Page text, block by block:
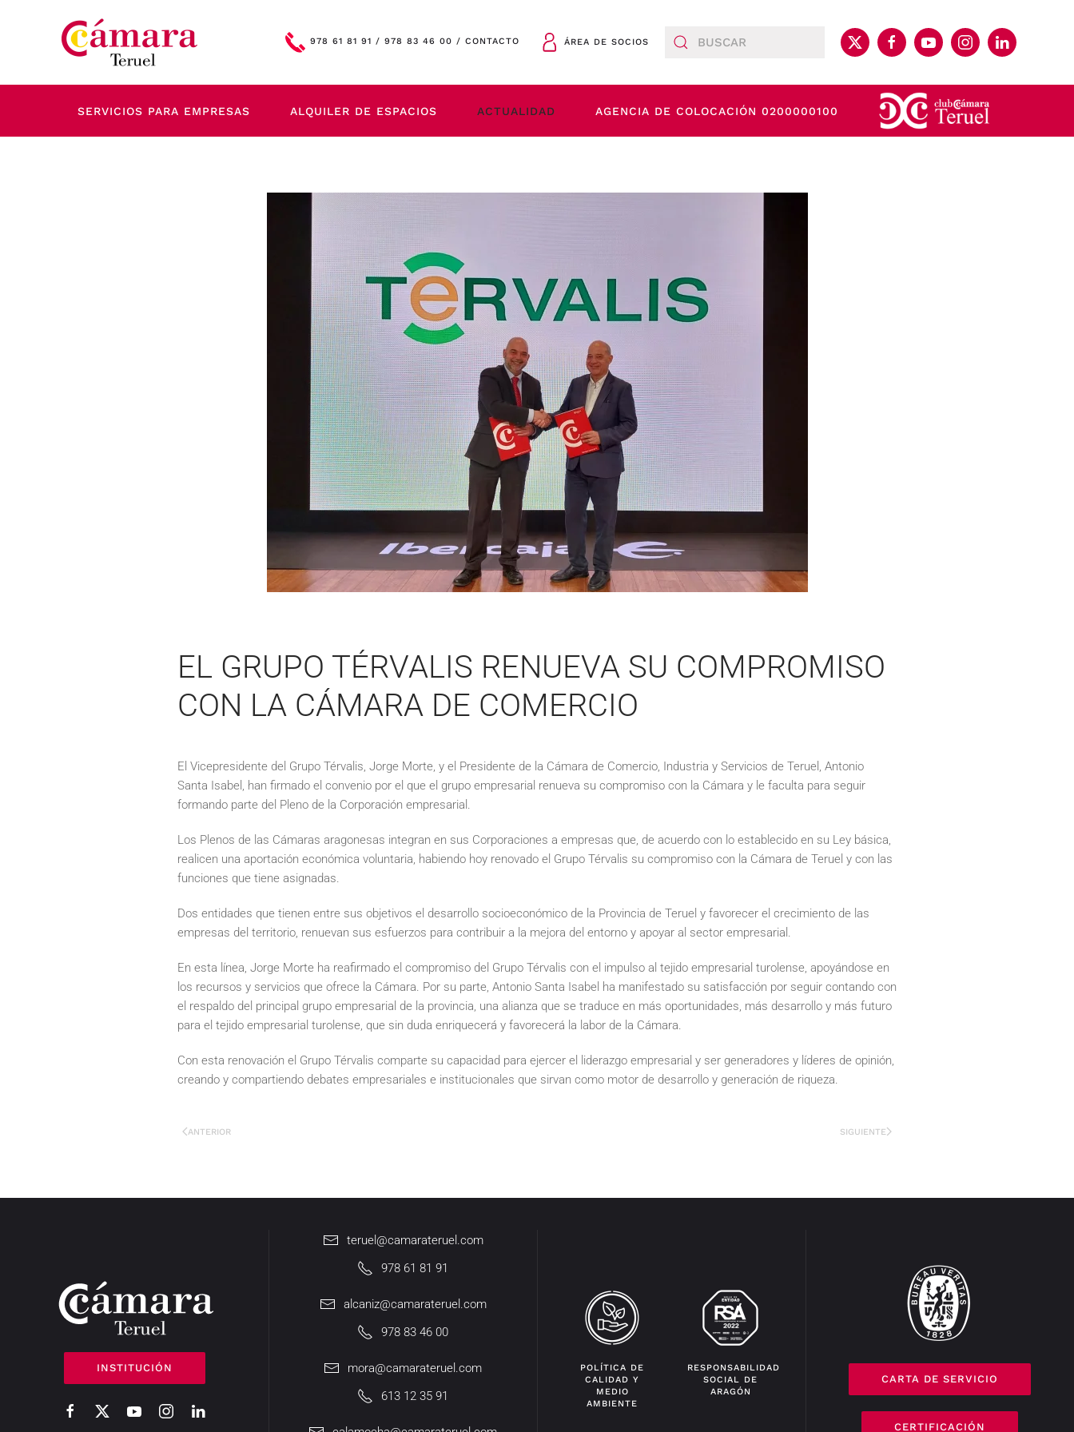
Skip to main content 978 61 81 91 / 978 83 46 00 / CONTACTO ÁREA DE SOCIOS
SERVICIOS PARA EMPRESAS ALQUILER DE ESPACIOS ACTUALIDAD AGENCIA DE COLOCACIÓN 0200000100
EL GRUPO TÉRVALIS RENUEVA SU COMPROMISO
CON LA CÁMARA DE COMERCIO
El Vicepresidente del Grupo Térvalis, Jorge Morte, y el Presidente de la Cámara de Comercio, Industria y Servicios de Teruel, Antonio
Santa Isabel, han firmado el convenio por el que el grupo empresarial renueva su compromiso con la Cámara y le faculta para seguir
formando parte del Pleno de la Corporación empresarial.
Los Plenos de las Cámaras aragonesas integran en sus Corporaciones a empresas que, de acuerdo con lo establecido en su Ley básica,
realicen una aportación económica voluntaria, habiendo hoy renovado el Grupo Térvalis su compromiso con la Cámara de Teruel y con las
funciones que tiene asignadas.
Dos entidades que tienen entre sus objetivos el desarrollo socioeconómico de la Provincia de Teruel y favorecer el crecimiento de las
empresas del territorio, renuevan sus esfuerzos para contribuir a la mejora del entorno y apoyar al sector empresarial.
En esta línea, Jorge Morte ha reafirmado el compromiso del Grupo Térvalis con el impulso al tejido empresarial turolense, apoyándose en
los recursos y servicios que ofrece la Cámara. Por su parte, Antonio Santa Isabel ha manifestado su satisfacción por seguir contando con
el respaldo del principal grupo empresarial de la provincia, una alianza que se traduce en más oportunidades, más desarrollo y más futuro
para el tejido empresarial turolense, que sin duda enriquecerá y favorecerá la labor de la Cámara.
Con esta renovación el Grupo Térvalis comparte su capacidad para ejercer el liderazgo empresarial y ser generadores y líderes de opinión,
creando y compartiendo debates empresariales e institucionales que sirvan como motor de desarrollo y generación de riqueza.
ANTERIOR SIGUIENTE
INSTITUCIÓN
teruel@camarateruel.com
978 61 81 91
alcaniz@camarateruel.com
978 83 46 00
mora@camarateruel.com
613 12 35 91
POLÍTICA DE
CALIDAD Y
MEDIO
AMBIENTE
RESPONSABILIDAD
SOCIAL DE
ARAGÓN
CARTA DE SERVICIO
CERTIFICACIÓN